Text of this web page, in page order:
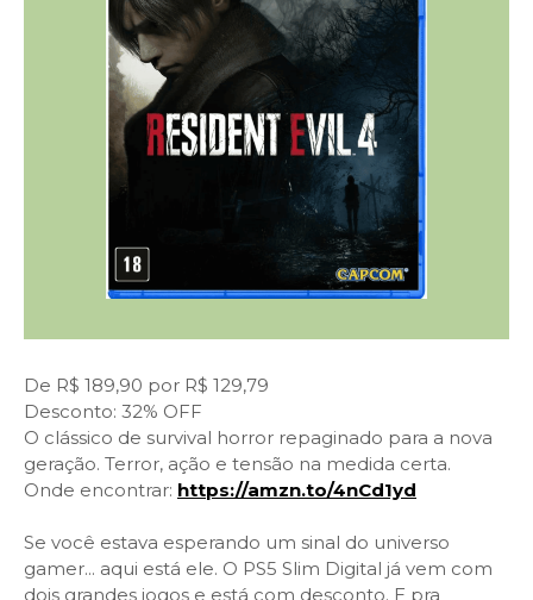
De R$ 189,90 por R$ 129,79
Desconto: 32% OFF
O clássico de survival horror repaginado para a nova
geração. Terror, ação e tensão na medida certa.
Onde encontrar: https://amzn.to/4nCd1yd
Se você estava esperando um sinal do universo
gamer... aqui está ele. O PS5 Slim Digital já vem com
dois grandes jogos e está com desconto. E pra